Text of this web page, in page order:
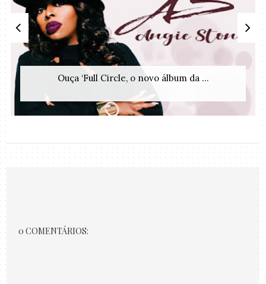
Ouça ‘Full Circle, o novo álbum da ...
0 COMENTÁRIOS: